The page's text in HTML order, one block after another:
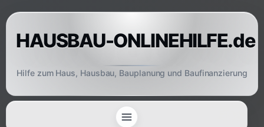
Skip
to
contentHAUSBAU-ONLINEHILFE.de
Hilfe zum Haus, Hausbau, Bauplanung und Baufinanzierung